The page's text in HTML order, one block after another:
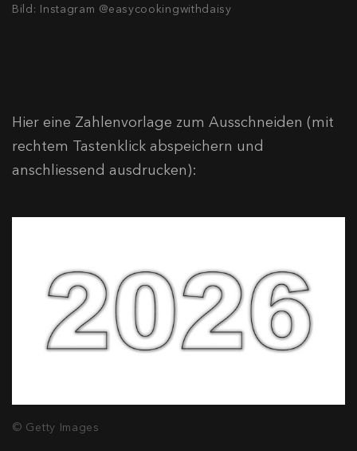
Bild: Instagram @easycookingwithdaisy
Hier eine Zahlenvorlage zum Ausschneiden (mit
rechtem Tastenklick abspeichern und
anschliessend ausdrucken):
© Getty Images